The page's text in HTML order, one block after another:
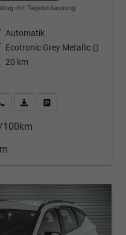
mit Tageszulassung
Automatik
Ecotronic Grey Metallic ()
20 km
Kontakt & Angebot anfordern
PDF-Datei, Fahrzeugexposé
100km